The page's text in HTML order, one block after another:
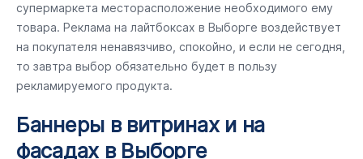
супермаркета месторасположение необходимого ему
товара. Реклама на лайтбоксах в Выборге воздействует
на покупателя ненавязчиво, спокойно, и если не сегодня,
то завтра выбор обязательно будет в пользу
рекламируемого продукта.
Баннеры в витринах и на
фасадах в Выборге